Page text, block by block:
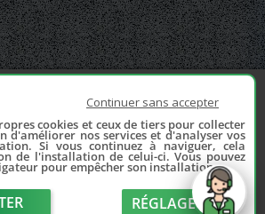
Continuer sans accepter
cookies et ceux de tiers pour collecter
d'améliorer nos services et d'analyser vos
Si vous continuez à naviguer, cela
de l'installation de celui-ci. Vous pouvez
pour empêcher son installation.
RÉGLAGE